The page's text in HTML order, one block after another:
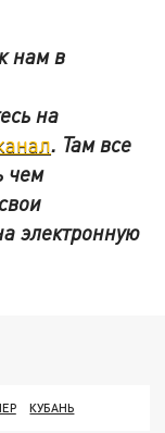
нам в
на
. Там все
чем
электронную
КУБАНЬ